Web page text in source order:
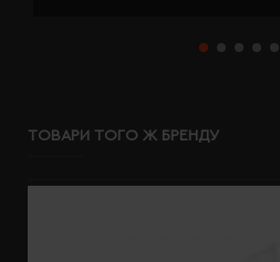
ТОВАРИ ТОГО Ж БРЕНДУ